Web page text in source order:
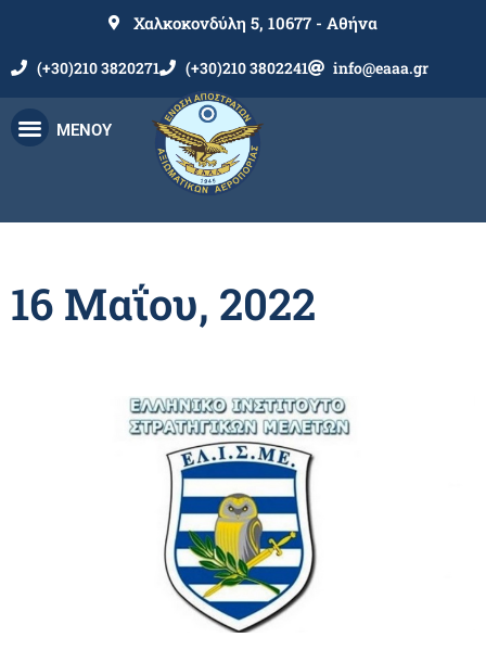
Χαλκοκονδύλη 5, 10677 - Αθήνα
(+30)210 3820271 (+30)210 3802241 info@eaaa.gr
ΜΕΝΟΥ
16 Μαΐου, 2022